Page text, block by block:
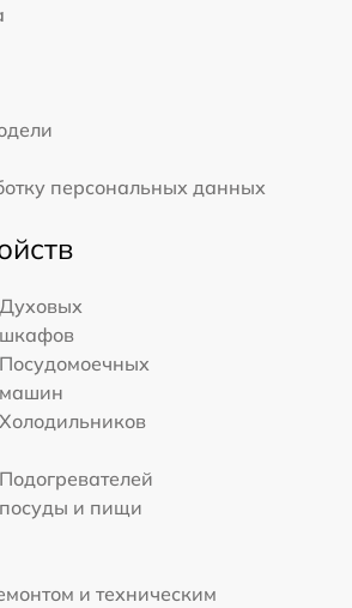
персональных данных
Духовых
шкафов
Посудомоечных
машин
Холодильников
Подогревателей
посуды и пищи
и техническим